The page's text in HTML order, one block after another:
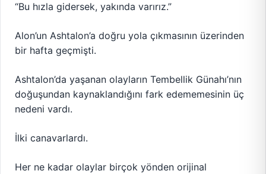
“Bu hızla gidersek, yakında varırız.”
Alon’un Ashtalon’a doğru yola çıkmasının üzerinden
bir hafta geçmişti.
Ashtalon’da yaşanan olayların Tembellik Günahı’nın
doğuşundan kaynaklandığını fark edememesinin üç
nedeni vardı.
İlki canavarlardı.
Her ne kadar olaylar birçok yönden orijinal